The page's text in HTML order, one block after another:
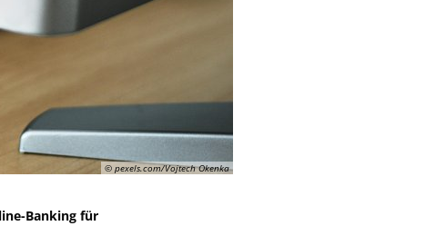
© pexels.com/Vojtech Okenka
Banking für